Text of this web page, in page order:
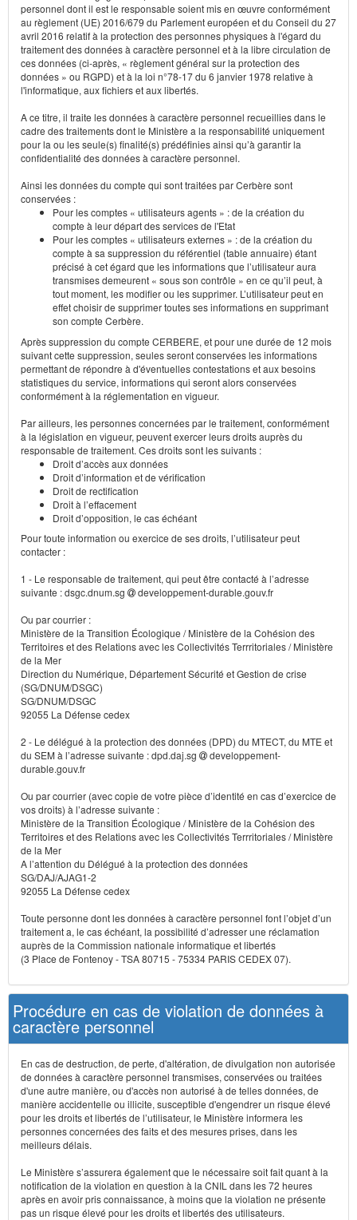
personnel dont il est le responsable soient mis en œuvre conformément
au règlement (UE) 2016/679 du Parlement européen et du Conseil du 27
avril 2016 relatif à la protection des personnes physiques à l'égard du
traitement des données à caractère personnel et à la libre circulation de
ces données (ci-après, « règlement général sur la protection des
données » ou RGPD) et à la loi n°78-17 du 6 janvier 1978 relative à
l'informatique, aux fichiers et aux libertés.
A ce titre, il traite les données à caractère personnel recueillies dans le
cadre des traitements dont le Ministère a la responsabilité uniquement
pour la ou les seule(s) finalité(s) prédéfinies ainsi qu’à garantir la
confidentialité des données à caractère personnel.
Ainsi les données du compte qui sont traitées par Cerbère sont
conservées :
Pour les comptes « utilisateurs agents » : de la création du
compte à leur départ des services de l'Etat
Pour les comptes « utilisateurs externes » : de la création du
compte à sa suppression du référentiel (table annuaire) étant
précisé à cet égard que les informations que l’utilisateur aura
transmises demeurent « sous son contrôle » en ce qu’il peut, à
tout moment, les modifier ou les supprimer. L’utilisateur peut en
effet choisir de supprimer toutes ses informations en supprimant
son compte Cerbère.
Après suppression du compte CERBERE, et pour une durée de 12 mois
suivant cette suppression, seules seront conservées les informations
permettant de répondre à d'éventuelles contestations et aux besoins
statistiques du service, informations qui seront alors conservées
conformément à la réglementation en vigueur.
Par ailleurs, les personnes concernées par le traitement, conformément
à la législation en vigueur, peuvent exercer leurs droits auprès du
responsable de traitement. Ces droits sont les suivants :
Droit d’accès aux données
Droit d’information et de vérification
Droit de rectification
Droit à l’effacement
Droit d’opposition, le cas échéant
Pour toute information ou exercice de ses droits, l’utilisateur peut
contacter :
1 - Le responsable de traitement, qui peut être contacté à l’adresse
suivante : dsgc.dnum.sg
developpement-durable.gouv.fr
Ou par courrier :
Ministère de la Transition Écologique / Ministère de la Cohésion des
Territoires et des Relations avec les Collectivités Terrritoriales / Ministère
de la Mer
Direction du Numérique, Département Sécurité et Gestion de crise
(SG/DNUM/DSGC)
SG/DNUM/DSGC
92055 La Défense cedex
2 - Le délégué à la protection des données (DPD) du MTECT, du MTE et
du SEM à l’adresse suivante : dpd.daj.sg
developpement-
durable.gouv.fr
Ou par courrier (avec copie de votre pièce d’identité en cas d’exercice de
vos droits) à l’adresse suivante :
Ministère de la Transition Écologique / Ministère de la Cohésion des
Territoires et des Relations avec les Collectivités Terrritoriales / Ministère
de la Mer
A l’attention du Délégué à la protection des données
SG/DAJ/AJAG1-2
92055 La Défense cedex
Toute personne dont les données à caractère personnel font l’objet d’un
traitement a, le cas échéant, la possibilité d’adresser une réclamation
auprès de la Commission nationale informatique et libertés
(3 Place de Fontenoy - TSA 80715 - 75334 PARIS CEDEX 07).
Procédure en cas de violation de données à
caractère personnel
En cas de destruction, de perte, d'altération, de divulgation non autorisée
de données à caractère personnel transmises, conservées ou traitées
d'une autre manière, ou d'accès non autorisé à de telles données, de
manière accidentelle ou illicite, susceptible d'engendrer un risque élevé
pour les droits et libertés de l’utilisateur, le Ministère informera les
personnes concernées des faits et des mesures prises, dans les
meilleurs délais.
Le Ministère s’assurera également que le nécessaire soit fait quant à la
notification de la violation en question à la CNIL dans les 72 heures
après en avoir pris connaissance, à moins que la violation ne présente
pas un risque élevé pour les droits et libertés des utilisateurs.